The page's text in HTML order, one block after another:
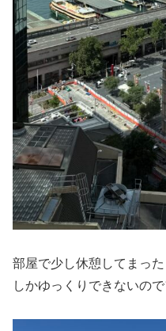
部屋で少し休憩してまっ
しかゆっくりできないの